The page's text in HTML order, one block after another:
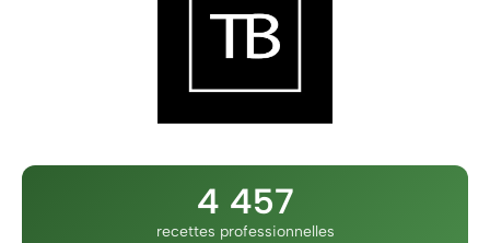
4 457
recettes professionnelles